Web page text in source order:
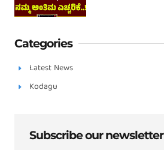
Categories
Latest News
Kodagu
Subscribe our newsletter